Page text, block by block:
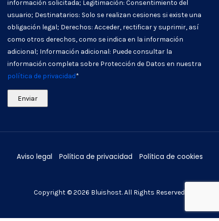
información solicitada; Legitimación: Consentimiento del
usuario; Destinatarios: Solo se realizan cesiones si existe una
obligación legal; Derechos: Acceder, rectificar y suprimir, así
como otros derechos, como se indica en la información
adicional; Información adicional: Puede consultar la
información completa sobre Protección de Datos en nuestra
política de privacidad*
Copyright © 2026 Bluishost. All Rights Reserved.
Aviso legal Política de privacidad Política de cookies